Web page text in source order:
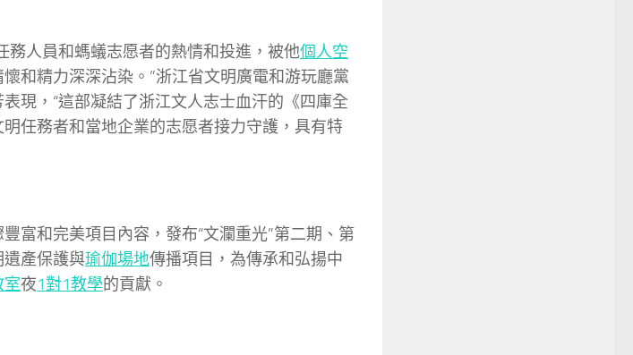
務人員和螞蟻志愿者的熱情和投進，被他個人空
和精力深深沾染。”浙江省文明廣電和游玩廳黨
現，“這部凝結了浙江文人志士血汗的《四庫全
任務者和當地企業的志愿者接力守護，具有特
富和完美項目內容，發布“文瀾重光”第二期、第
產保護與瑜伽場地傳播項目，為傳承和弘揚中
室夜1對1教學的貢獻。